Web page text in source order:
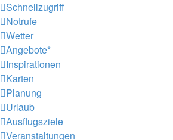
Schnellzugriff
Notrufe
Wetter
Angebote*
Inspirationen
Karten
Planung
Urlaub
Ausflugsziele
Veranstaltungen